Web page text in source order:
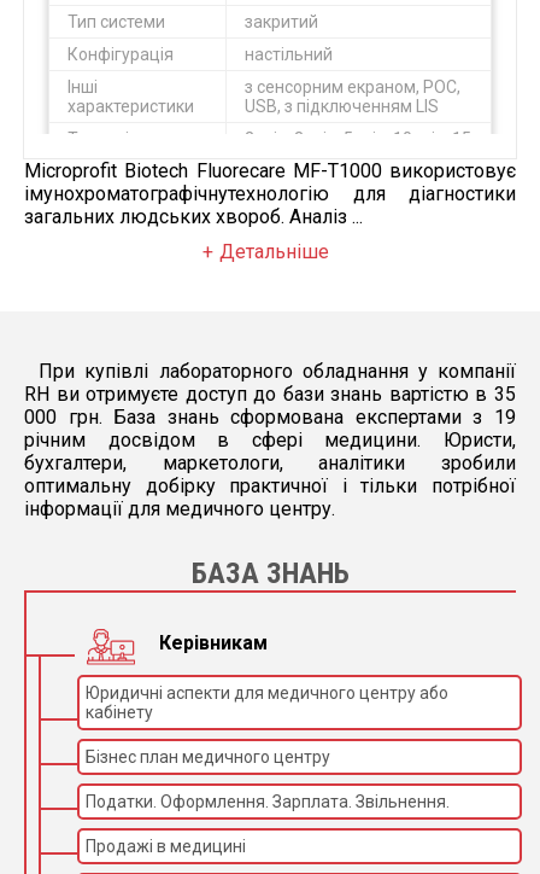
Тип системи
закритий
Конфігурація
настільний
Інші
характеристики
з сенсорним екраном, POC,
USB, з підключенням LIS
Тривалість
аналізу
2 min, 3 min, 5 min, 10 min, 15
Microprofit Biotech Fluorecare MF-T1000 використовує
імунохроматографічнутехнологію для діагностики
загальних людських хвороб. Аналіз ...
Детальніше
При купівлі лабораторного обладнання у компанії
RH ви отримуєте доступ до бази знань вартістю в 35
000 грн. База знань сформована експертами з 19
річним досвідом в сфері медицини. Юристи,
бухгалтери, маркетологи, аналітики зробили
оптимальну добірку практичної і тільки потрібної
інформації для медичного центру.
БАЗА ЗНАНЬ
Керівникам
Юридичні аспекти для медичного центру або
кабінету
Бізнес план медичного центру
Податки. Оформлення. Зарплата. Звільнення.
Продажі в медицині